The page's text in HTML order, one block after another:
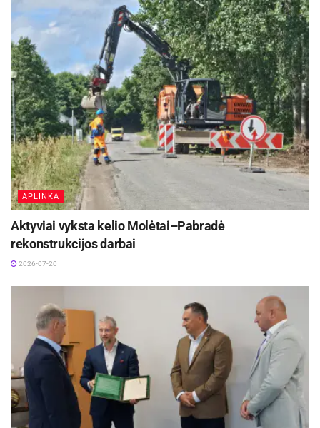
jie grindžiami tik akademinių (egzaminų ar
nacionalinių mokinių pasiekimų patikrinimų)
rezultatų, etatų ar lėšų statistika.
Šaltinis: Molėtų rajono savivaldybė
Žymos: Apžvalgos
APLINKA
Aktyviai vyksta kelio Molėtai–Pabradė
rekonstrukcijos darbai
2026-07-20